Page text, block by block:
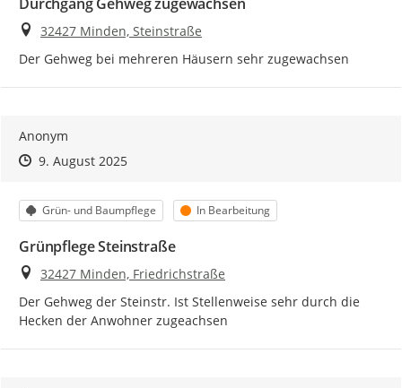
Ort
32427 Minden, Steinstraße
Der Gehweg bei mehreren Häusern sehr zugewachsen
Anonym
Zeitpunkt des Erstellens
Zeitpunkt des Erstellens
9. August 2025Zur Äußerung
Kategorie
Grün- und Baumpflege Status
In Bearbeitung
Grünpflege Steinstraße
Ort
32427 Minden, Friedrichstraße
Der Gehweg der Steinstr. Ist Stellenweise sehr durch die
Hecken der Anwohner zugeachsen